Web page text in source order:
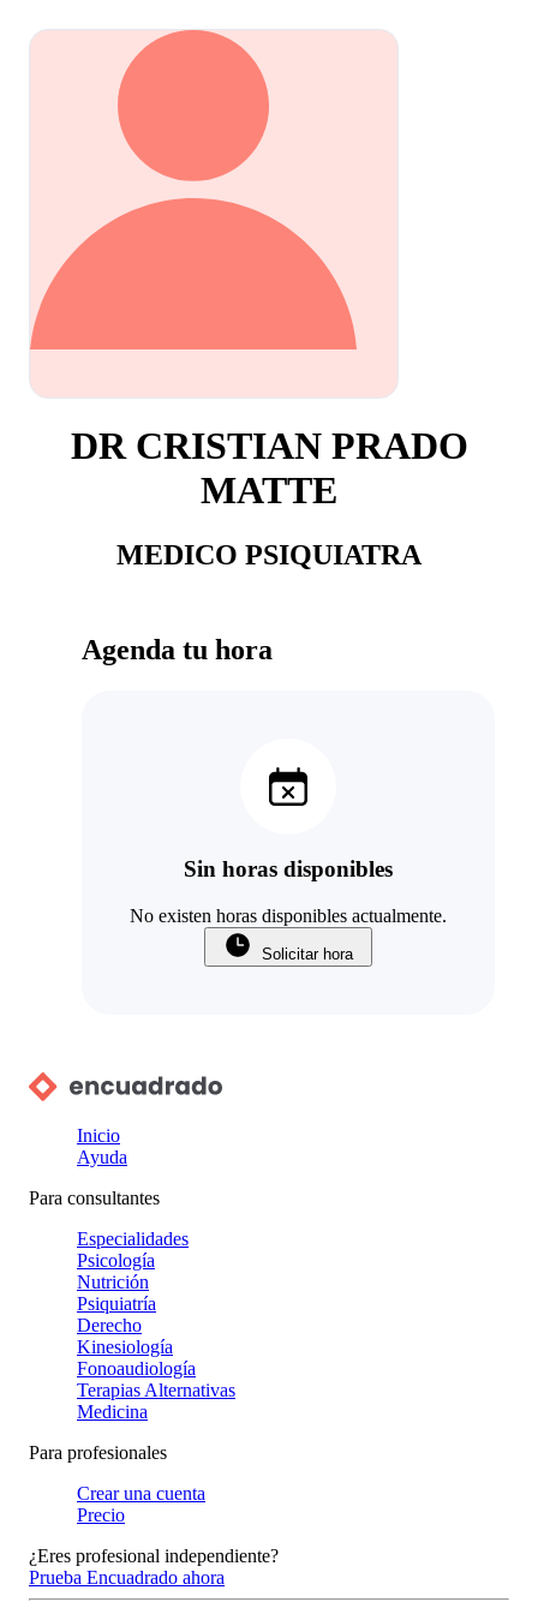
DR CRISTIAN PRADO
MATTE
MEDICO PSIQUIATRA
Agenda tu hora
Sin horas disponibles
No existen horas disponibles actualmente.
Solicitar hora
Inicio
Ayuda
Para consultantes
Especialidades
Psicología
Nutrición
Psiquiatría
Derecho
Kinesiología
Fonoaudiología
Terapias Alternativas
Medicina
Para profesionales
Crear una cuenta
Precio
¿Eres profesional independiente?
Prueba Encuadrado ahora